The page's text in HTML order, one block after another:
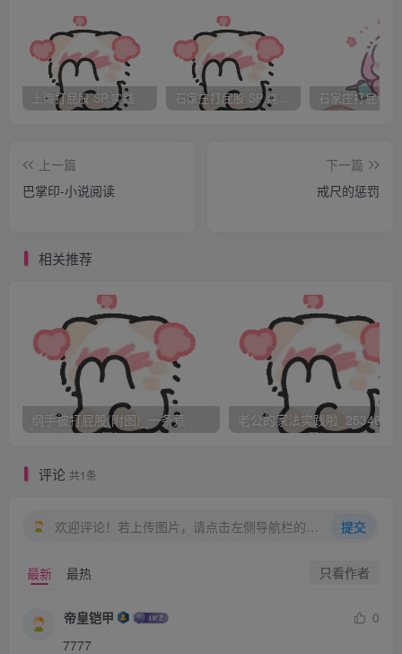
多少年以后官府下了好大力气才把阮匪消除了，还活捉
了匪首阮兀，并从他的供述中弄清楚了“刺团肉”倒底是怎么
后来官府也想用这种方法来对付那些罪名大而又十分顽
固的女犯，可是石嘴山远在关外，到哪里去弄那些“芒刺”
了。
——于是他们发明了“番黄”——就是把大毛竹一剖为二，
不经打磨加工，毛刺刀刀的，用它来抽打女人的白肉大屁
股，会有许多竹刺
后醒悔悟过。
例。
皇后万贞儿嫉恨在心。不久惠贵妃和皇后又双双卷入党羽派
上海打屁股 SP 实践 石家庄打屁股 SP 纯实践
上一篇
巴掌印-小说阅读
下一篇
戒尺的惩罚
相关推荐
纲手被打屁股(附图)_一条荒 老公的家法实践啦
评论 共1条
欢迎评论！若上传图片，请点击左侧导航栏的图床工具，获取图片链接。 提交
最新 最热 只看作者
帝皇铠甲
0
7777